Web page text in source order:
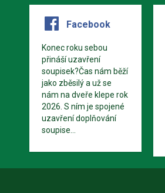
Facebook
Konec roku sebou
přináší uzavření
soupisek?Čas nám běží
jako zběsilý a už se
nám na dveře klepe rok
2026. S ním je spojené
uzavření doplňování
soupise...